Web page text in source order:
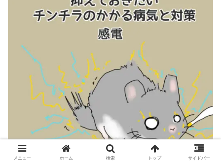
メニュー ホーム 検索 トップ サイドバー